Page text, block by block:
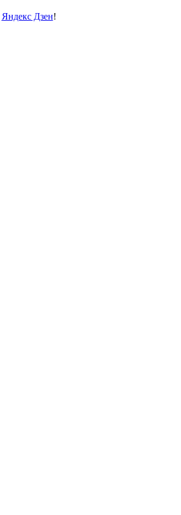
Яндекс Дзен!